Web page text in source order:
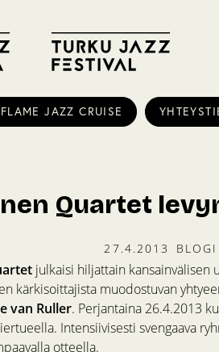
FLAME JAZZ CRUISE
Quartet
27.4.2013 BLOGI
julkaisi hiljattain kansainvälisen
kärkisoittajista muodostuvan
van Ruller. Perjantaina 26.4.2013
Intensiivisesti svengaava
otteella.